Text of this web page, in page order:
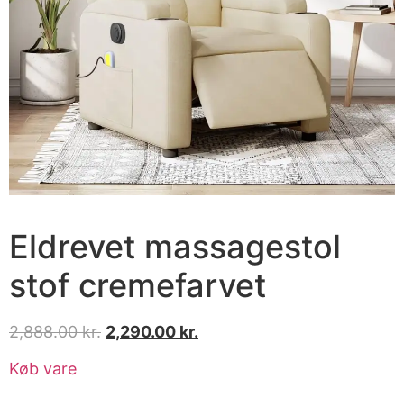
Eldrevet massagestol
stof cremefarvet
2,888.00kr. 2,290.00 kr.
Køb vare